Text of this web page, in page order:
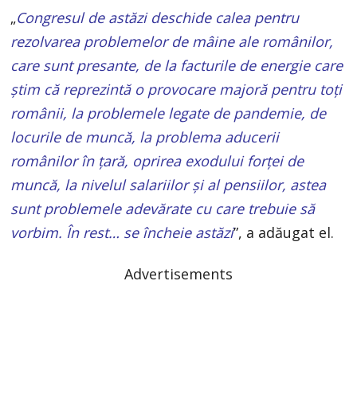
„Congresul de astăzi deschide calea pentru
rezolvarea problemelor de mâine ale românilor,
care sunt presante, de la facturile de energie care
ştim că reprezintă o provocare majoră pentru toţi
românii, la problemele legate de pandemie, de
locurile de muncă, la problema aducerii
românilor în ţară, oprirea exodului forţei de
muncă, la nivelul salariilor şi al pensiilor, astea
sunt problemele adevărate cu care trebuie să
vorbim. În rest… se încheie astăzi”, a adăugat el.
Advertisements